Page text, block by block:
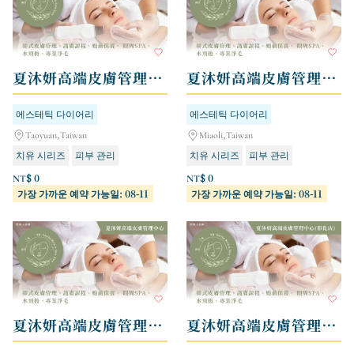
夏沐妍高端皮膚管理中心 - 桃園長庚店
에스테틱 다이어리
Taoyuan,Taiwan
치유 시리즈
피부 관리
NT$ 0
가장 가까운 예약 가능일: 08-11
夏沐妍高端皮膚管理中心 - 苗栗頭份店
에스테틱 다이어리
Miaoli,Taiwan
치유 시리즈
피부 관리
NT$ 0
가장 가까운 예약 가능일: 08-11
夏沐妍高端皮膚管理中心 夏沐妍高端皮膚管理中心 - 彰化店